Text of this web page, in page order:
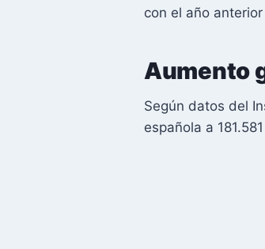
con el año
Aumento
Según datos del
española a